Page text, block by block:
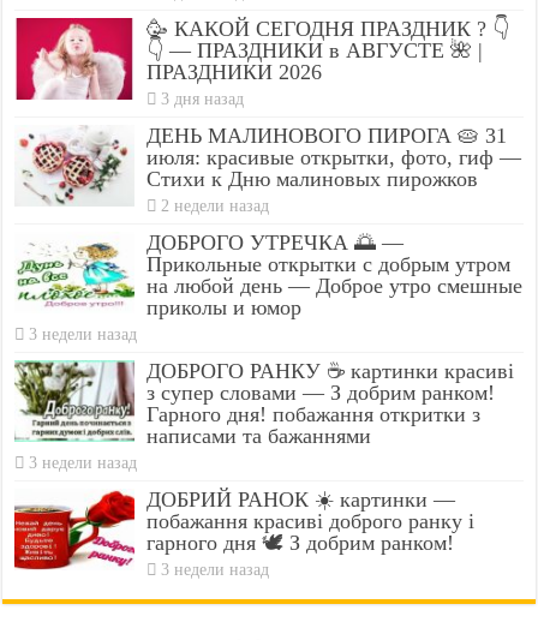
🥳 КАКОЙ СЕГОДНЯ ПРАЗДНИК ? 👇
👇 — ПРАЗДНИКИ в АВГУСТЕ 🌺 |
ПРАЗДНИКИ 2026
3 дня назад
ДЕНЬ МАЛИНОВОГО ПИРОГА 🥧 31
июля: красивые открытки, фото, гиф —
Стихи к Дню малиновых пирожков
2 недели назад
ДОБРОГО УТРЕЧКА 🌅 —
Прикольные открытки с добрым утром
на любой день — Доброе утро смешные
приколы и юмор
3 недели назад
ДОБРОГО РАНКУ ☕ картинки красиві
з супер словами — З добрим ранком!
Гарного дня! побажання откритки з
написами та бажаннями
3 недели назад
ДОБРИЙ РАНОК ☀️ картинки —
побажання красиві доброго ранку і
гарного дня 🕊️ З добрим ранком!
3 недели назад